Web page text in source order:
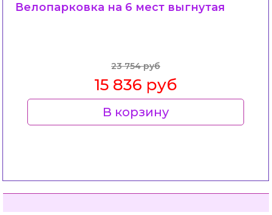
Велопарковка на 6 мест выгнутая
23 754 руб
15 836 руб
В корзину